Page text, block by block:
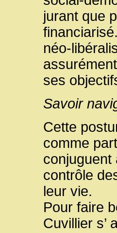
jurant que
néo-
ses
Savoir
Cette
comme
conjuguent
contrôle
leur vie.
Pour faire
Cuvillier s’